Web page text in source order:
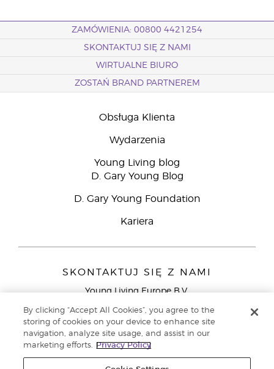
ZAMÓWIENIA: 00800 4421254
SKONTAKTUJ SIĘ Z NAMI
WIRTUALNE BIURO
ZOSTAŃ BRAND PARTNEREM
Obsługa Klienta
Wydarzenia
Young Living blog
D. Gary Young Blog
D. Gary Young Foundation
Kariera
SKONTAKTUJ SIĘ Z NAMI
Young Living Europe B.V.
9727 AJ Groningen
Young Living Europe Ltd - Europejska siedziba
główna:+44 (0) 20 3935 9000
By clicking “Accept All Cookies”, you agree to the
storing of cookies on your device to enhance site
navigation, analyze site usage, and assist in our
marketing efforts.
Privacy Policy